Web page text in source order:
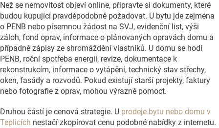
Než se nemovitost objeví online, připravte si dokumenty, které
budou kupující pravděpodobně požadovat. U bytu jde zejména
o PENB nebo písemnou žádost na SVJ, evidenční list, výši
záloh, fond oprav, informace o plánovaných opravách domu a
případně zápisy ze shromáždění vlastníků. U domu se hodí
PENB, roční spotřeba energií, revize, dokumentace k
rekonstrukcím, informace o vytápění, technický stav střechy,
oken, fasády a rozvodů. Pokud existují starší projekty, faktury
nebo fotografie z oprav, mohou výrazně pomoct.
Druhou částí je cenová strategie. U prodeje bytu nebo domu v
Teplicích nestačí zkopírovat cenu podobné nabídky z internetu.